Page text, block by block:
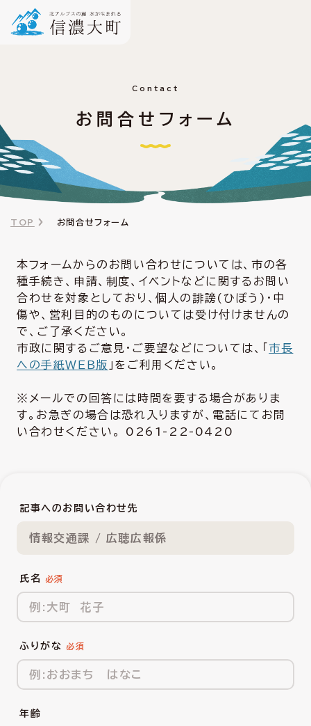
Contact
お問合せフォーム
TOP お問合せフォーム
本フォームからのお問い合わせについては、市の各
種手続き、申請、制度、イベントなどに関するお問い
合わせを対象としており、個人の誹謗(ひぼう)・中
傷や、営利目的のものについては受け付けませんの
で、ご了承ください。
市政に関するご意見・ご要望などについては、「市長
への手紙ＷＥＢ版 」をご利用ください。
※メールでの回答には時間を要する場合がありま
す。お急ぎの場合は恐れ入りますが、電話にてお問
い合わせください。 0261-22-0420
記事へのお問い合わせ先
情報交通課 / 広聴広報係
氏名
ふりがな
年齢